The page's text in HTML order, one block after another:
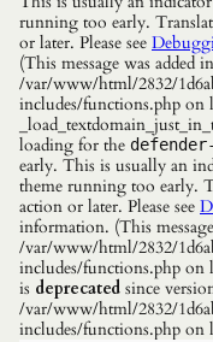
running too early.
or later. Please see
(This message was added
/var/www/html/2832/
includes/functions.php
loading for the
early. This is usually an
theme running too early.
action or later. Please see
information. (This
/var/www/html/2832/
includes/functions.php on
is deprecated since
/var/www/html/2832/
includes/functions.php on